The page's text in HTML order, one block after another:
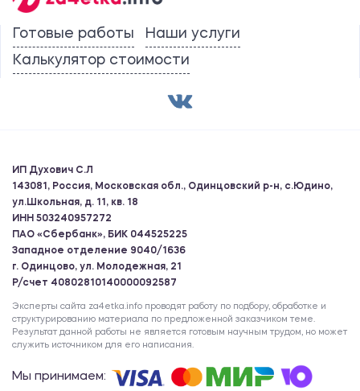
Готовые работы
Наши услуги
Калькулятор стоимости
ИП Духович С.Л
143081, Россия, Московская обл., Одинцовский р-н, с.Юдино,
ул.Школьная, д. 11, кв. 18
ИНН 503240957272
ПАО «Сбербанк», БИК 044525225
Западное отделение 9040/1636
г. Одинцово, ул. Молодежная, 21
Р/счет 40802810140000092587
Эксперты сайта za4etka.info проводят работу по подбору, обработке и
структурированию материала по предложенной заказчиком теме.
Результат данной работы не является готовым научным трудом, но может
служить источником для его написания.
Мы принимаем: